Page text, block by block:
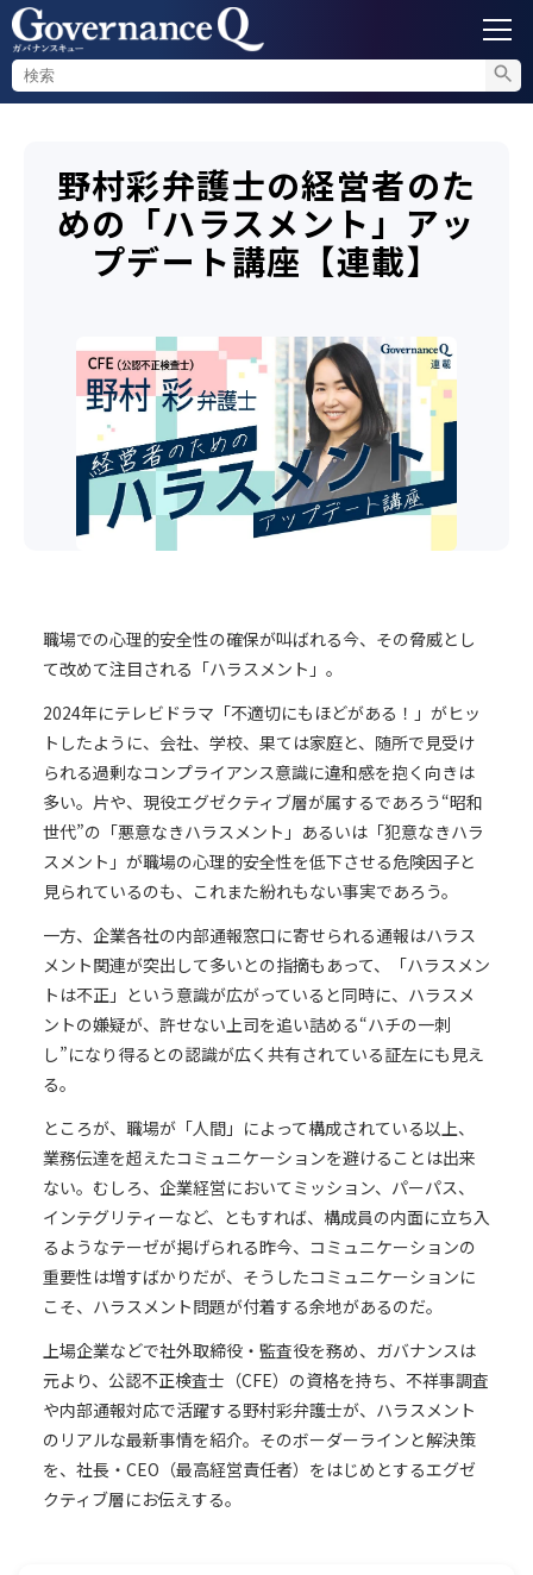
内部通報
コンプライアンス調査
不正対策
セミナー情報
野村彩弁護士の経営者のた
めの「ハラスメント」アッ
プデート講座【連載】
職場での心理的安全性の確保が叫ばれる今、その脅威とし
て改めて注目される「ハラスメント」。
2024年にテレビドラマ「不適切にもほどがある！」がヒッ
トしたように、会社、学校、果ては家庭と、随所で見受け
られる過剰なコンプライアンス意識に違和感を抱く向きは
多い。片や、現役エグゼクティブ層が属するであろう“昭和
世代”の「悪意なきハラスメント」あるいは「犯意なきハラ
スメント」が職場の心理的安全性を低下させる危険因子と
見られているのも、これまた紛れもない事実であろう。
一方、企業各社の内部通報窓口に寄せられる通報はハラス
メント関連が突出して多いとの指摘もあって、「ハラスメン
トは不正」という意識が広がっていると同時に、ハラスメ
ントの嫌疑が、許せない上司を追い詰める“ハチの一刺
し”になり得るとの認識が広く共有されている証左にも見え
る。
ところが、職場が「人間」によって構成されている以上、
業務伝達を超えたコミュニケーションを避けることは出来
ない。むしろ、企業経営においてミッション、パーパス、
インテグリティーなど、ともすれば、構成員の内面に立ち入
るようなテーゼが掲げられる昨今、コミュニケーションの
重要性は増すばかりだが、そうしたコミュニケーションに
こそ、ハラスメント問題が付着する余地があるのだ。
上場企業などで社外取締役・監査役を務め、ガバナンスは
元より、公認不正検査士（CFE）の資格を持ち、不祥事調査
や内部通報対応で活躍する野村彩弁護士が、ハラスメント
のリアルな最新事情を紹介。そのボーダーラインと解決策
を、社長・CEO（最高経営責任者）をはじめとするエグゼ
クティブ層にお伝えする。